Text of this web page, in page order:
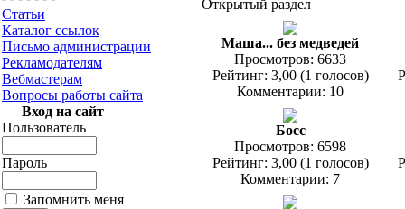
Статьи
Каталог ссылок
Письмо администрации
Рекламодателям
Вебмастерам
Вопросы работы сайта
Вход на сайт
Пользователь
Пароль
Запомнить меня
Открытый раздел
Маша... без медведей
Просмотров: 6633
Рейтинг: 3,00 (1 голосов)
Комментарии: 10
Босс
Просмотров: 6598
Рейтинг: 3,00 (1 голосов)
Комментарии: 7